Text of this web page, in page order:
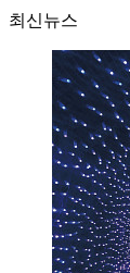
최신뉴스